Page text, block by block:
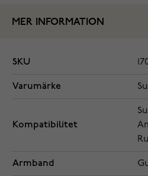
MER INFORMATION
SKU
Varumärke
Kompatibilitet
Armband